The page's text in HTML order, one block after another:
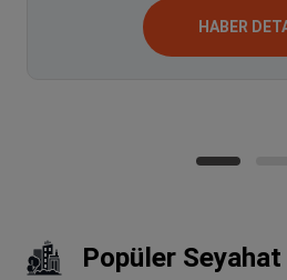
HABER
Popüler